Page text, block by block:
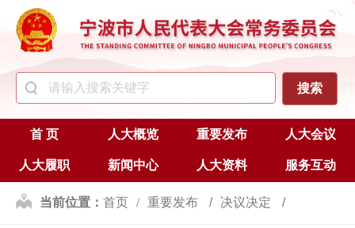
首 页 人大概览 重要发布 人大会议
人大履职 新闻中心 人大资料 服务互动
当前位置： 首页 重要发布 决议决定